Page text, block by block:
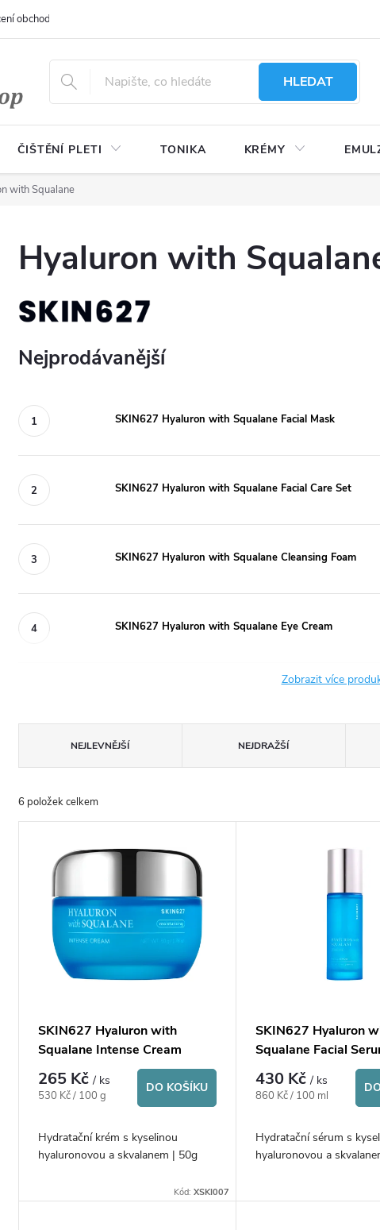
obchodu
HLEDAT
ČIŠTĚNÍ PLETI TONIKA KRÉMY
with Squalane
Hyaluron with
Nejprodávanější
SKIN627 Hyaluron with Squalane Facial Mask
SKIN627 Hyaluron with Squalane Facial Care Set
SKIN627 Hyaluron with Squalane Cleansing Foam
SKIN627 Hyaluron with Squalane Eye Cream
Zobrazit více
a
z
NEJLEVNĚJŠÍ NEJDRAŽŠÍ
6 položek celkem
u
SKIN627 Hyaluron with
Squalane Intense Cream
265 Kč/ ks
Měrná
530 Kč / 100 g
DO KOŠÍKU
Hydratační krém s kyselinou
hyaluronovou a skvalanem | 50g
Kód:XSKI007
SKIN627 Hyaluron
Squalane Facial
430 Kč/ ks
Měrná
860 Kč / 100 ml
Hydratační sérum s
hyaluronovou a